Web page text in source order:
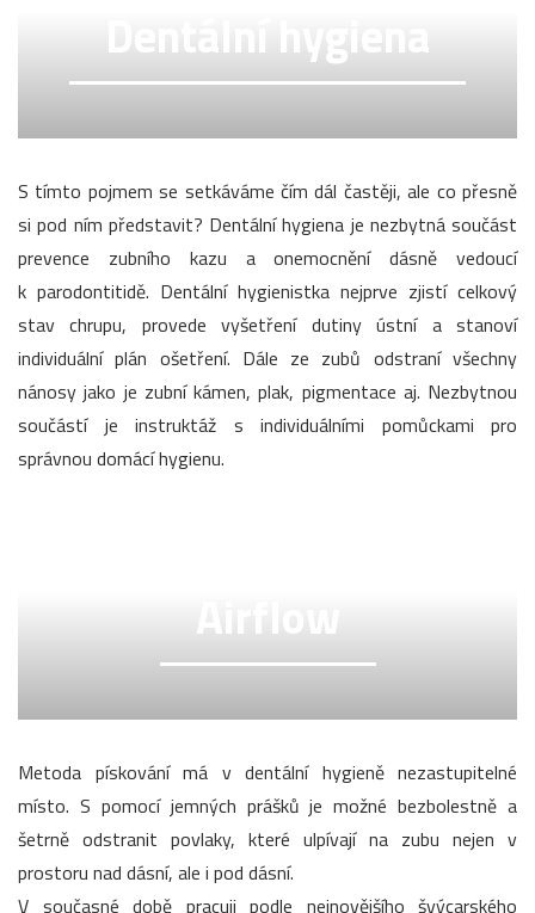
S tímto pojmem se setkáváme čím dál častěji, ale co přesně
si pod ním představit? Dentální hygiena je nezbytná součást
prevence zubního kazu a onemocnění dásně vedoucí
k parodontitidě. Dentální hygienistka nejprve zjistí celkový
stav chrupu, provede vyšetření dutiny ústní a stanoví
individuální plán ošetření. Dále ze zubů odstraní všechny
nánosy jako je zubní kámen, plak, pigmentace aj. Nezbytnou
součástí je instruktáž s individuálními pomůckami pro
správnou domácí hygienu.
Dentální hygiena
Airflow
Metoda pískování má v dentální hygieně nezastupitelné
místo. S pomocí jemných prášků je možné bezbolestně a
šetrně odstranit povlaky, které ulpívají na zubu nejen v
prostoru nad dásní, ale i pod dásní.
V současné době pracuji podle nejnovějšího švýcarského